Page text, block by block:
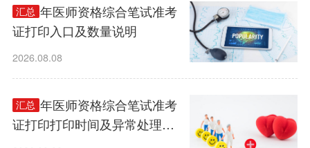
汇总
2026年医师资格综合笔试准考
证打印入口及数量说明
2026.08.08
汇总
2026年医师资格综合笔试准考
证打印打印时间及异常处理指
南